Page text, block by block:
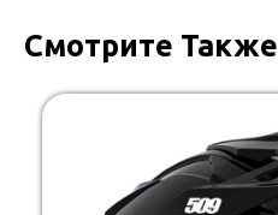
Смотрите Также